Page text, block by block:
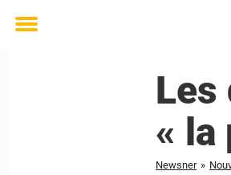
Toggle
Les
« la
Newsner »